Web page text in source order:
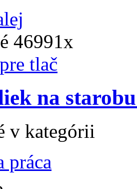
46991x
tlač
na
v kategórii
práca